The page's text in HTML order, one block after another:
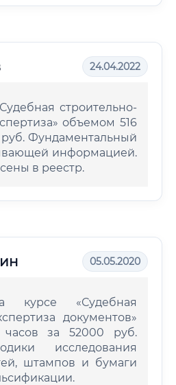
24.04.2022
строительно-
объемом 516
Фундаментальный
информацией.
в реестр.
05.05.2020
курсе «Судебная
документов»
за 52000 руб.
исследования
штампов и бумаги